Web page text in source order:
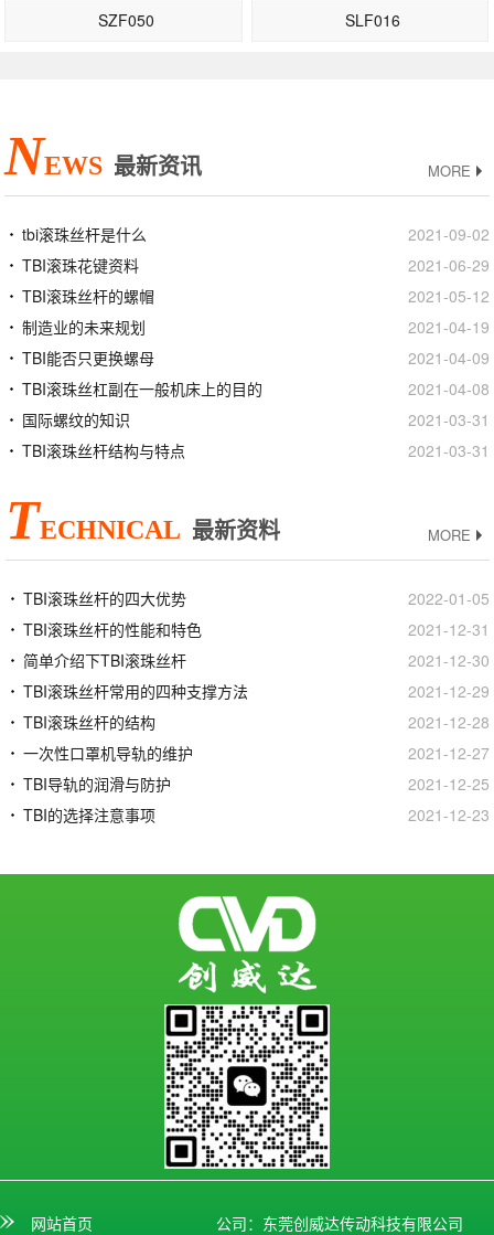
SZF050 SLF016
NEWS 最新资讯 MORE
tbi滚珠丝杆是什么
2021-09-02
TBI滚珠花键资料
2021-06-29
TBI滚珠丝杆的螺帽
2021-05-12
制造业的未来规划
2021-04-19
TBI能否只更换螺母
2021-04-09
TBI滚珠丝杠副在一般机床上的目的
2021-04-08
国际螺纹的知识
2021-03-31
TBI滚珠丝杆结构与特点
2021-03-31
TECHNICAL 最新资料 MORE
TBI滚珠丝杆的四大优势
2022-01-05
TBI滚珠丝杆的性能和特色
2021-12-31
简单介绍下TBI滚珠丝杆
2021-12-30
TBI滚珠丝杆常用的四种支撑方法
2021-12-29
TBI滚珠丝杆的结构
2021-12-28
一次性口罩机导轨的维护
2021-12-27
TBI导轨的润滑与防护
2021-12-25
TBI的选择注意事项
2021-12-23
网站首页 公司：东莞创威达传动科技有限公司